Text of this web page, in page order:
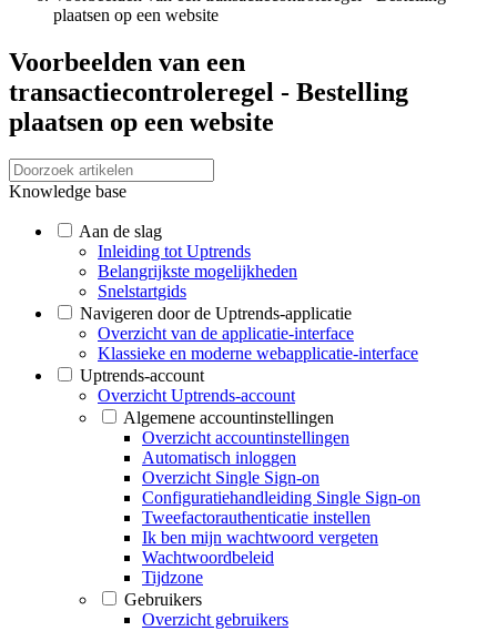
plaatsen op een website
Voorbeelden van een
transactiecontroleregel - Bestelling
plaatsen op een website
Knowledge base
Aan de slag
Inleiding tot Uptrends
Belangrijkste mogelijkheden
Snelstartgids
Navigeren door de Uptrends-applicatie
Overzicht van de applicatie-interface
Klassieke en moderne webapplicatie-interface
Uptrends-account
Overzicht Uptrends-account
Algemene accountinstellingen
Overzicht accountinstellingen
Automatisch inloggen
Overzicht Single Sign-on
Configuratiehandleiding Single Sign-on
Tweefactorauthenticatie instellen
Ik ben mijn wachtwoord vergeten
Wachtwoordbeleid
Tijdzone
Gebruikers
Overzicht gebruikers